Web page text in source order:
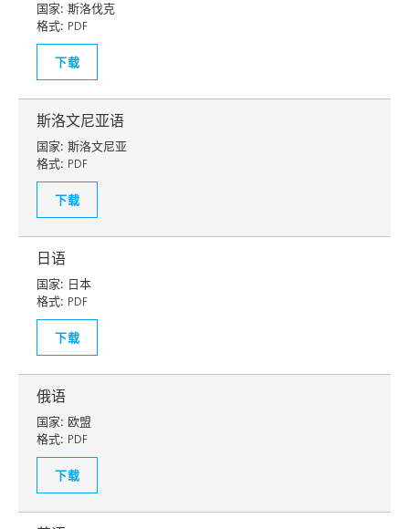
国家: 斯洛伐克
格式: PDF
下载
斯洛文尼亚语
国家: 斯洛文尼亚
格式: PDF
下载
日语
国家: 日本
格式: PDF
下载
俄语
国家: 欧盟
格式: PDF
下载